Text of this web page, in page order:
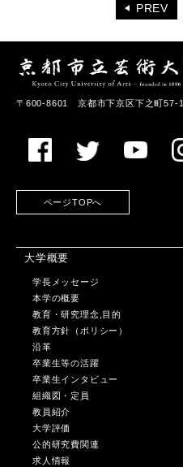
PREV
〒600-8601 京都市下京区下之町57-1
ページTOPへ
大学概要
学長メッセージ
本学の概要
教育・研究理念,目的
教育方針（ポリシー）
沿革
卒業生等の活躍
卒業生インタビュー
組織図・定員
教員紹介
大学評価
公的研究費関連
求人情報